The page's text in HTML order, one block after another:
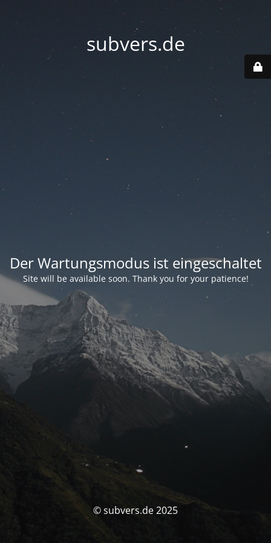
subvers.de
Der Wartungsmodus ist eingeschaltet
Site will be available soon. Thank you for your patience!
© subvers.de 2025